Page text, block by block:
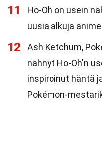
11
Ho-Oh on usein
uusia alkuja
12
Ash Ketchum,
nähnyt Ho-Oh'n
inspiroinut häntä
Pokémon-